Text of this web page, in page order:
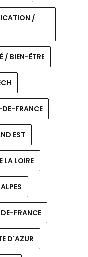
/
/ BIEN-ÊTRE
DE-FRANCE
EST
LA LOIRE
FRANCE
D'AZUR